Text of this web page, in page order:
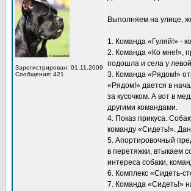
Зарегистрирован: 01.11.2009
Сообщения: 421
Выполняем на улице,
1. Команда «Гуляй!» -
2. Команда «Ко мне!»,
подошла и села у
3. Команда «Рядом!»
«Рядом!» дается в
за кусочком. А вот в
другими командами.
4. Показ прикуса.
команду «Сидеть!».
5. Апортировочный
в перетяжки, втыкаем
интереса собаки,
6. Комплекс «Сидеть-
7. Команда «Сидеть!»